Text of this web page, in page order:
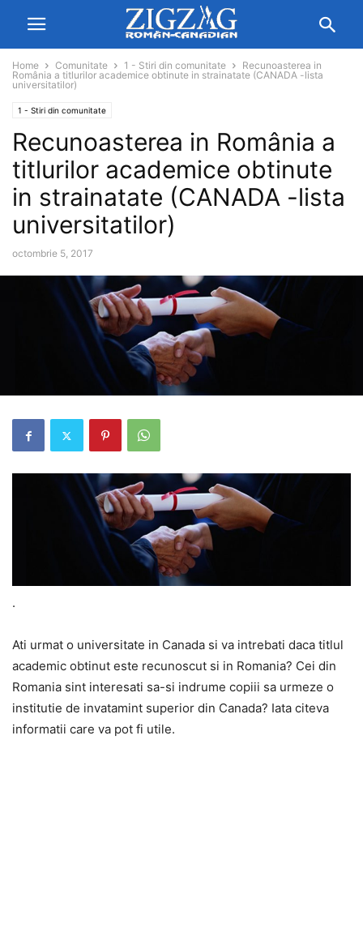
Home Comunitate 1 - Stiri din comunitate
Recunoasterea in
România a titlurilor academice obtinute in strainatate (CANADA -lista
universitatilor)
1 - Stiri din comunitate
Recunoasterea in România a
titlurilor academice obtinute
in strainatate (CANADA -lista
universitatilor)
octombrie 5, 2017
.
Ati urmat o universitate in Canada si va intrebati daca titlul
academic obtinut este recunoscut si in Romania? Cei din
Romania sint interesati sa-si indrume copiii sa urmeze o
institutie de invatamint superior din Canada? Iata citeva
informatii care va pot fi utile.